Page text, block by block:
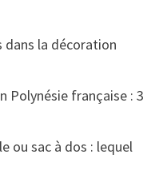
dans la décoration
Polynésie française : 3
ou sac à dos : lequel